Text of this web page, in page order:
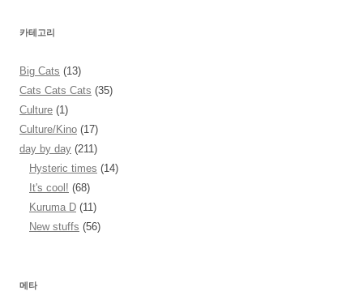
카테고리
Big Cats (13)
Cats Cats Cats (35)
Culture (1)
Culture/Kino (17)
day by day (211)
Hysteric times (14)
It's cool! (68)
Kuruma D (11)
New stuffs (56)
메타